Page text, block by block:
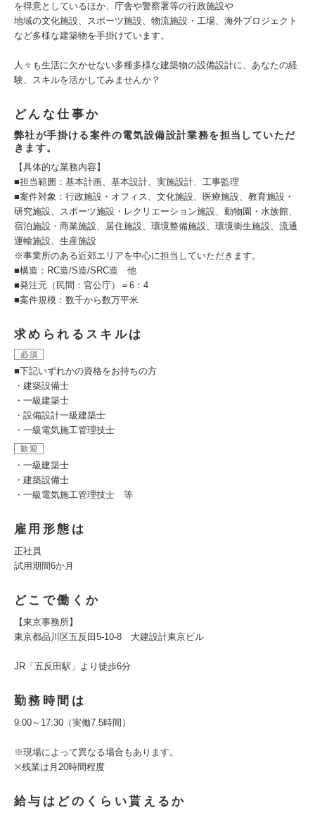
を得意としているほか、庁舎や警察署等の行政施設や
地域の文化施設、スポーツ施設、物流施設・工場、海外プロジェクト
など多様な建築物を手掛けています。
人々も生活に欠かせない多種多様な建築物の設備設計に、あなたの経
験、スキルを活かしてみませんか？
どんな仕事か
弊社が手掛ける案件の電気設備設計業務を担当していただ
きます。
【具体的な業務内容】
■担当範囲：基本計画、基本設計、実施設計、工事監理
■案件対象：行政施設・オフィス、文化施設、医療施設、教育施設・
研究施設、スポーツ施設・レクリエーション施設、動物園・水族館、
宿泊施設・商業施設、居住施設、環境整備施設、環境衛生施設、流通
運輸施設、生産施設
※事業所のある近郊エリアを中心に担当していただきます。
■構造：RC造/S造/SRC造 他
■発注元（民間：官公庁）＝6：4
■案件規模：数千から数万平米
求められるスキルは
必須
■下記いずれかの資格をお持ちの方
・建築設備士
・一級建築士
・設備設計一級建築士
・一級電気施工管理技士
歓迎
・一級建築士
・建築設備士
・一級電気施工管理技士 等
雇用形態は
正社員
試用期間6か月
どこで働くか
【東京事務所】
東京都品川区五反田5‐10‐8 大建設計東京ビル
JR「五反田駅」より徒歩6分
勤務時間は
9:00～17:30（実働7.5時間）
※現場によって異なる場合もあります。
※残業は月20時間程度
給与はどのくらい貰えるか